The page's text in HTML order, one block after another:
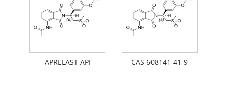
APRELAST API CAS 608141-41-9